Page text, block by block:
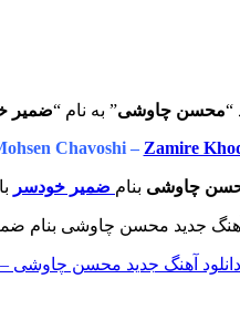
“محسن چاوشی” به نام “ضمیر
Chavoshi – Zamire
چاوشی بنام ضمیر خودسر
آهنگ جدید محسن چاوشی